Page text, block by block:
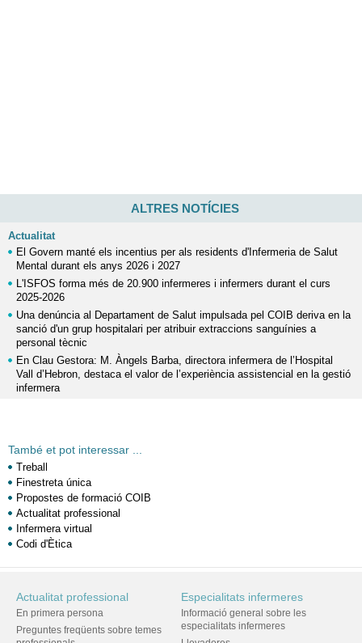
ALTRES NOTÍCIES
Actualitat
El Govern manté els incentius per als residents d'Infermeria de Salut
Mental durant els anys 2026 i 2027
L'ISFOS forma més de 20.900 infermeres i infermers durant el curs
2025-2026
Una denúncia al Departament de Salut impulsada pel COIB deriva en la
sanció d'un grup hospitalari per atribuir extraccions sanguínies a
personal tècnic
En Clau Gestora: M. Àngels Barba, directora infermera de l’Hospital
Vall d’Hebron, destaca el valor de l’experiència assistencial en la gestió
infermera
També et pot interessar ...
Treball
Finestreta única
Propostes de formació COIB
Actualitat professional
Infermera virtual
Codi d'Ètica
Actualitat professional
En primera persona
Preguntes freqüents sobre temes
Especialitats infermeres
Informació general sobre les
especialitats infermeres